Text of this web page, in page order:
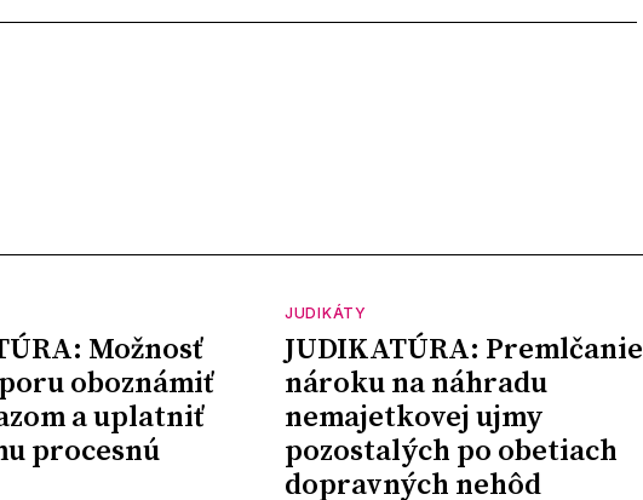
Možnosť
oboznámiť
a uplatniť
procesnú
JUDIKÁTY
JUDIKATÚRA: Premlčanie
nároku na náhradu
nemajetkovej ujmy
pozostalých po obetiach
dopravných nehôd